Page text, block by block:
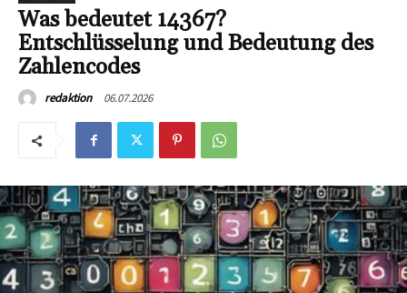
Was bedeutet 14367?
Entschlüsselung und Bedeutung des
Zahlencodes
redaktion 06.07.2026